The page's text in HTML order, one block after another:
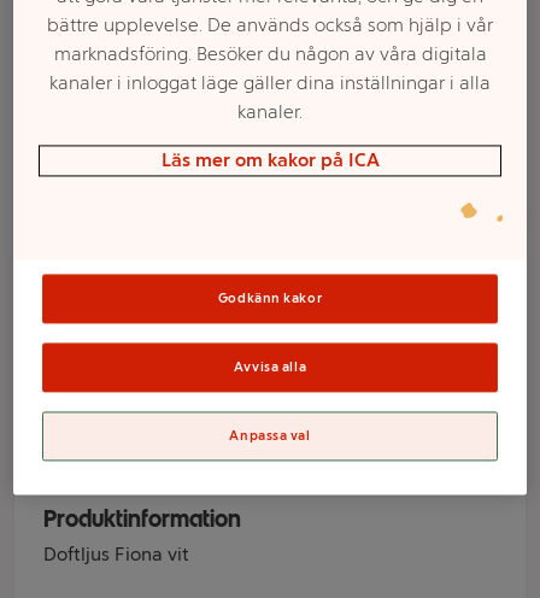
Doftljus Fiona Vit
Varumärke
ICA
Produktinformation
Doftljus Fiona vit
Välj butik och handla
bättre upplevelse. De används också som hjälp i vår
marknadsföring. Besöker du någon av våra digitala
kanaler i inloggat läge gäller dina inställningar i alla
kanaler.
Läs mer om kakor på ICA
Godkänn kakor
Avvisa alla
Anpassa val